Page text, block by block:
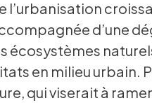
d’une
écosystèmes
en milieu urbain.
qui viserait à